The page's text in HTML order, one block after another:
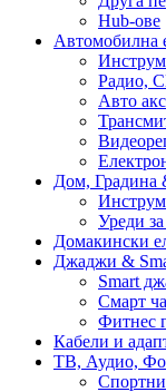
Hub-ове
Автомобилна
Радио,
Авто
Дом, Градина
Уреди
Домакински
Джаджи &
Smart
Смарт
Фитнес
Кабели и
ТВ, Аудио,